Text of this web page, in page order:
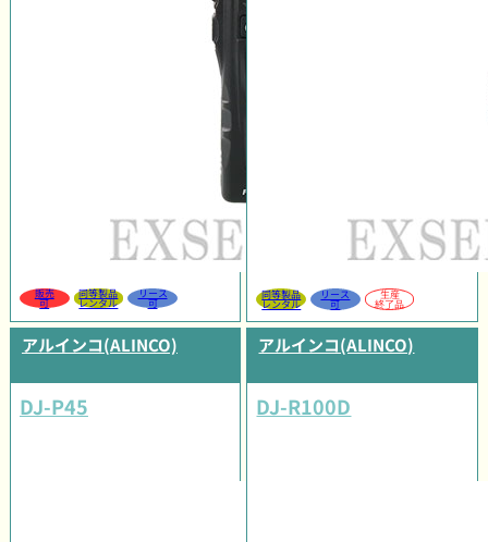
販売
可
同等製品
レンタル
リース
可
同等製品
レンタル
リース
可
生産
終了品
アルインコ(ALINCO)
DJ-P45
アルインコ(ALINCO)
DJ-R100D